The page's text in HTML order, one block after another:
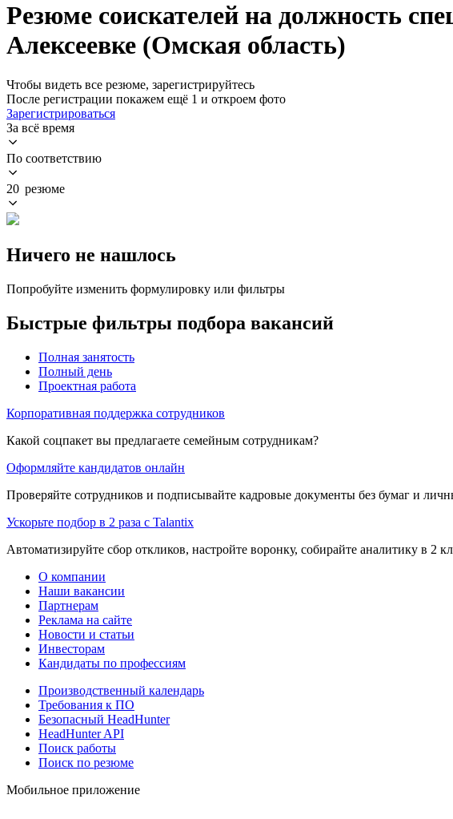
Резюме соискателей на должность
Алексеевке (Омская область)
Чтобы видеть все резюме, зарегистрируйтесь
После регистрации покажем ещё 1 и откроем фото
Зарегистрироваться
За всё время
По соответствию
20 резюме
Ничего не нашлось
Попробуйте изменить формулировку или фильтры
Быстрые фильтры подбора вакансий
Полная занятость
Полный день
Проектная работа
Корпоративная поддержка сотрудников
Какой соцпакет вы предлагаете семейным сотрудникам?
Оформляйте кандидатов онлайн
Проверяйте сотрудников и подписывайте кадровые документы без бумаг и
Ускорьте подбор в 2 раза с Talantix
Автоматизируйте сбор откликов, настройте воронку, собирайте аналитику в 2
О компании
Наши вакансии
Партнерам
Реклама на сайте
Новости и статьи
Инвесторам
Кандидаты по профессиям
Производственный календарь
Требования к ПО
Безопасный HeadHunter
HeadHunter API
Поиск работы
Поиск по резюме
Мобильное приложение